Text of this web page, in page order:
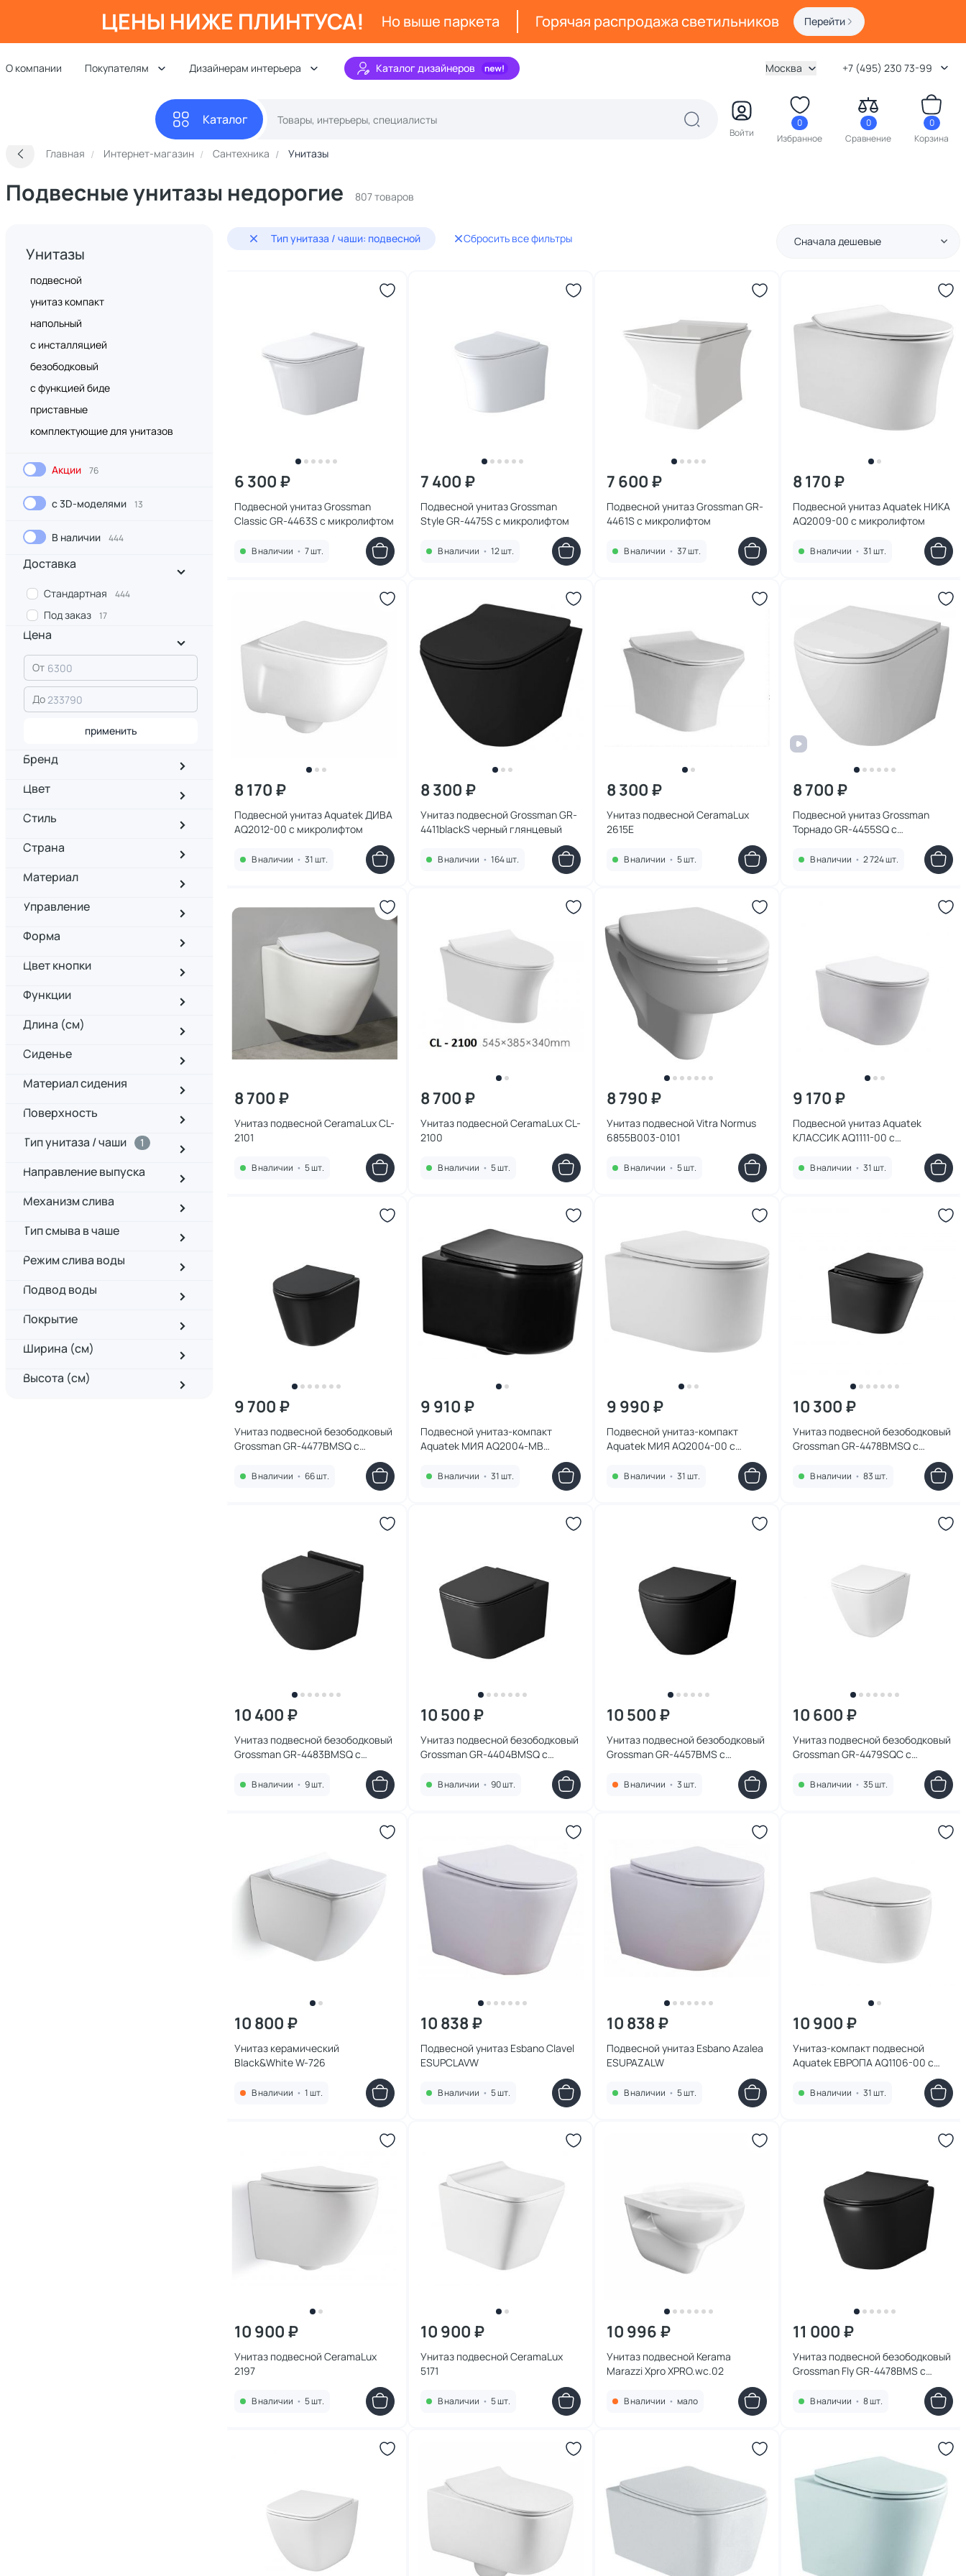
ЦЕНЫ НИЖЕ ПЛИНТУСА! Но выше паркета Горячая распродажа светильников Перейти
О компании Покупателям Дизайнерам интерьера Каталог дизайнеров Москва +7 (495) 230 73-99
Каталог
Войти
0
Избранное
0
Сравнение
0
Корзина
Главная Интернет-магазин Сантехника Унитазы
Подвесные унитазы недорогие 807 товаров
Унитазы
подвесной
унитаз компакт
напольный
с инсталляцией
безободковый
с функцией биде
приставные
комплектующие для унитазов
Акции 76
с 3D-моделями 13
В наличии 444
Доставка
Стандартная 444
Под заказ 17
Цена
От
До
применить
Бренд
Цвет
Стиль
Страна
Материал
Управление
Форма
Цвет кнопки
Функции
Длина (см)
Сиденье
Материал сидения
Поверхность
Тип унитаза / чаши
1
Направление выпуска
Механизм слива
Тип смыва в чаше
Режим слива воды
Подвод воды
Покрытие
Ширина (см)
Высота (см)
Тип унитаза / чаши: подвесной Сбросить все фильтры Сначала дешевые
6 300 ₽
Подвесной унитаз Grossman
Classic GR-4463S с микролифтом
В наличии • 7 шт.
7 400 ₽
Подвесной унитаз Grossman
Style GR-4475S с микролифтом
В наличии • 12 шт.
7 600 ₽
Подвесной унитаз Grossman GR-
4461S с микролифтом
В наличии • 37 шт.
8 170 ₽
Подвесной унитаз Aquatek НИКА
AQ2009-00 с микролифтом
В наличии • 31 шт.
8 170 ₽
Подвесной унитаз Aquatek ДИВА
AQ2012-00 с микролифтом
В наличии • 31 шт.
8 300 ₽
Унитаз подвесной Grossman GR-
4411blackS черный глянцевый
В наличии • 164 шт.
8 300 ₽
Унитаз подвесной CeramaLux
2615Е
В наличии • 5 шт.
8 700 ₽
Подвесной унитаз Grossman
Торнадо GR-4455SQ с
В наличии • 2 724 шт.
8 700 ₽
Унитаз подвесной CeramaLux CL-
2101
В наличии • 5 шт.
8 700 ₽
Унитаз подвесной CeramaLux CL-
2100
В наличии • 5 шт.
8 790 ₽
Унитаз подвесной Vitra Normus
6855B003-0101
В наличии • 5 шт.
9 170 ₽
Подвесной унитаз Aquatek
КЛАССИК AQ1111-00 с
В наличии • 31 шт.
9 700 ₽
Унитаз подвесной безободковый
Grossman GR-4477BMSQ с
микролифтом, черный матовый
В наличии • 66 шт.
9 910 ₽
Подвесной унитаз-компакт
Aquatek МИЯ AQ2004-MB
В наличии • 31 шт.
9 990 ₽
Подвесной унитаз-компакт
Aquatek МИЯ AQ2004-00 с
В наличии • 31 шт.
10 300 ₽
Унитаз подвесной безободковый
Grossman GR-4478BMSQ с
микролифтом, черный матовый
В наличии • 83 шт.
10 400 ₽
Унитаз подвесной безободковый
Grossman GR-4483BMSQ с
микролифтом, черный матовый
В наличии • 9 шт.
10 500 ₽
Унитаз подвесной безободковый
Grossman GR-4404BMSQ с
микролифтом, черный матовый
В наличии • 90 шт.
10 500 ₽
Унитаз подвесной безободковый
Grossman GR-4457BMS с
микролифтом, черный матовый
В наличии • 3 шт.
10 600 ₽
Унитаз подвесной безободковый
Grossman GR-4479SQC с
В наличии • 35 шт.
10 800 ₽
Унитаз керамический
Black&White W-726
В наличии • 1 шт.
10 838 ₽
Подвесной унитаз Esbano Clavel
ESUPCLAVW
В наличии • 5 шт.
10 838 ₽
Подвесной унитаз Esbano Azalea
ESUPAZALW
В наличии • 5 шт.
10 900 ₽
Унитаз-компакт подвесной
Aquatek ЕВРОПА AQ1106-00 с
В наличии • 31 шт.
10 900 ₽
Унитаз подвесной CeramaLux
2197
В наличии • 5 шт.
10 900 ₽
Унитаз подвесной CeramaLux
5171
В наличии • 5 шт.
10 996 ₽
Унитаз подвесной Kerama
Marazzi Xpro XPRO.wc.02
В наличии • мало
11 000 ₽
Унитаз подвесной безободковый
Grossman Fly GR-4478BMS с
микролифтом, черный матовый
В наличии • 8 шт.